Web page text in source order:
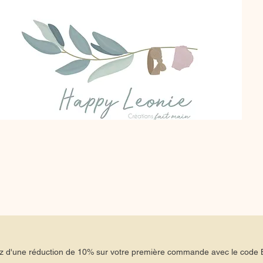
d'une réduction de 10% sur votre première commande avec le code